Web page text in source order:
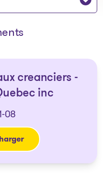
creanciers -
inc
08
de la faillite aux